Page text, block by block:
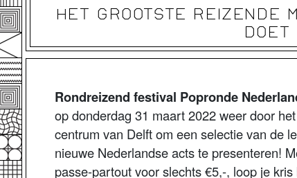
HET GROOTSTE REIZENDE
Rondreizend festival Popronde
op donderdag 31 maart 2022 weer door het
centrum van Delft om een selectie van de
nieuwe Nederlandse acts te presenteren!
passe-partout voor slechts €5,-, loop je kris